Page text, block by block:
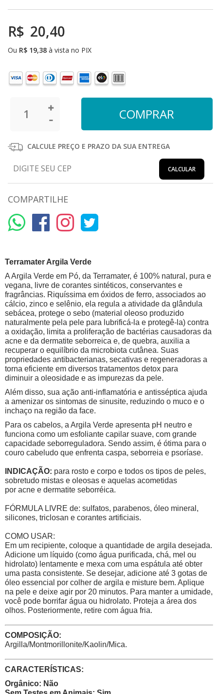
R$ 20,40
Ou R$ 19,38 à vista no PIX
CALCULE PREÇO E PRAZO DA SUA ENTREGA
CALCULAR
COMPARTILHE
Terramater Argila Verde
A Argila Verde em Pó, da Terramater, é 100% natural, pura e
vegana, livre de corantes sintéticos, conservantes e
fragrâncias. Riquíssima em óxidos de ferro, associados ao
cálcio, zinco e selênio, ela regula a atividade da glândula
sebácea, protege o sebo (material oleoso produzido
naturalmente pela pele para lubrificá-la e protegê-la) contra
a oxidação, limita a proliferação de bactérias causadoras da
acne e da dermatite seborreica e, de quebra, auxilia a
recuperar o equilíbrio da microbiota cutânea. Suas
propriedades antibacterianas, secativas e regeneradoras a
torna eficiente em diversos tratamentos detox para
diminuir a oleosidade e as impurezas da pele.
Além disso, sua ação anti-inflamatória e antisséptica ajuda
a amenizar os sintomas de sinusite, reduzindo o muco e o
inchaço na região da face.
Para os cabelos, a Argila Verde apresenta pH neutro e
funciona como um esfoliante capilar suave, com grande
capacidade seborreguladora. Sendo assim, é ótima para o
couro cabeludo que enfrenta caspa, seborreia e psoríase.
INDICAÇÃO: para rosto e corpo e todos os tipos de peles,
sobretudo mistas e oleosas e aquelas acometidas
por acne e dermatite seborréica.
FÓRMULA LIVRE de: sulfatos, parabenos, óleo mineral,
silicones, triclosan e corantes artificiais.
COMO USAR:
Em um recipiente, coloque a quantidade de argila desejada.
Adicione um líquido (como água purificada, chá, mel ou
hidrolato) lentamente e mexa com uma espátula até obter
uma pasta consistente. Se desejar, adicione até 3 gotas de
óleo essencial por colher de argila e misture bem. Aplique
na pele e deixe agir por 20 minutos. Para manter a umidade,
você pode borrifar água ou hidrolato. Proteja a área dos
olhos. Posteriormente, retire com água fria.
COMPOSIÇÃO:
Argilla/Montmorillonite/Kaolin/Mica.
CARACTERÍSTICAS:
Orgânico: Não